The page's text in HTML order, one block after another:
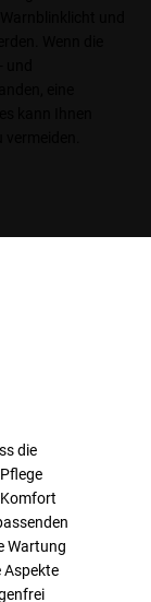
die
Wartung
Aspekte